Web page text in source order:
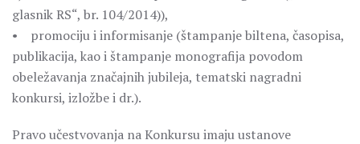
glasnik RS“, br. 104/2014)),
• promociju i informisanje (štampanje biltena, časopisa,
publikacija, kao i štampanje monografija povodom
obeležavanja značajnih jubileja, tematski nagradni
konkursi, izložbe i dr.).
Pravo učestvovanja na Konkursu imaju ustanove